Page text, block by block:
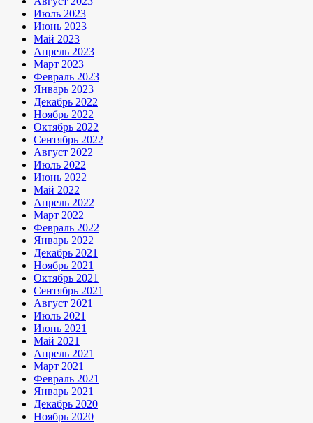
Июль 2023
Июнь 2023
Май 2023
Апрель 2023
Март 2023
Февраль 2023
Январь 2023
Декабрь 2022
Ноябрь 2022
Октябрь 2022
Сентябрь 2022
Август 2022
Июль 2022
Июнь 2022
Май 2022
Апрель 2022
Март 2022
Февраль 2022
Январь 2022
Декабрь 2021
Ноябрь 2021
Октябрь 2021
Сентябрь 2021
Август 2021
Июль 2021
Июнь 2021
Май 2021
Апрель 2021
Март 2021
Февраль 2021
Январь 2021
Декабрь 2020
Ноябрь 2020